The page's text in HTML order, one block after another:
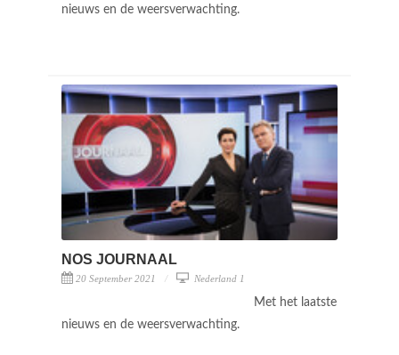
nieuws en de weersverwachting.
NOS JOURNAAL
20 September 2021 Nederland 1
Met het laatste
nieuws en de weersverwachting.